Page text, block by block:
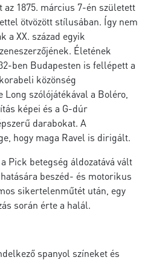
az 1875. március 7-én született
ötvözött stílusában. Így nem
a XX. század egyik
Életének
ben Budapesten is fellépett a
közönség
szólójátékával a Boléro,
képei és a G-dúr
darabokat. A
hogy maga Ravel is dirigált.
Pick betegség áldozatává vált
beszéd- és motorikus
sikertelenműtét után, egy
során érte a halál.
spanyol színeket és